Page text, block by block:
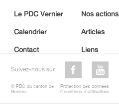
Le PDC Vernier Nos actions
Calendrier Articles
Contact Liens
Suivez-nous sur
© PDC du canton de
Genève
Protection des données
Conditions d'utilisations